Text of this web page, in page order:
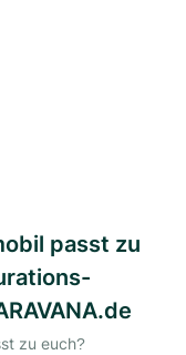
passt zu
zu euch?